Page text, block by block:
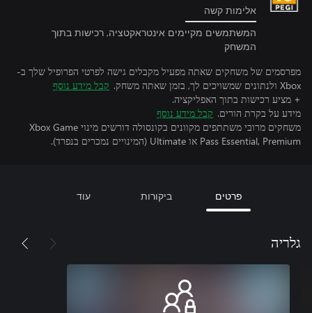
אלימות קשה
המשתמשים מקיימים אינטראקטציה, רכישות בתוך
המשחק
מפרסמים של משחקים שאתה מפעיל מקבלים גישה לפרטי הפרופיל שלך ב-
Xbox ולנתונים שמשויכים לך, בזמן שאתה משחק.
קבל מידע נוסף
+ מציע רכישות בתוך האפליקציה.
מידע על בקרת הורים. קבל מידע נוסף
משחקים מרובי משתתפים מקוונים בקונסולה דורשים מינוי Xbox Game
Pass Essential, Premium או Ultimate (המינויים נמכרים בנפרד).
פרטים ביקורות עוד
גלריה